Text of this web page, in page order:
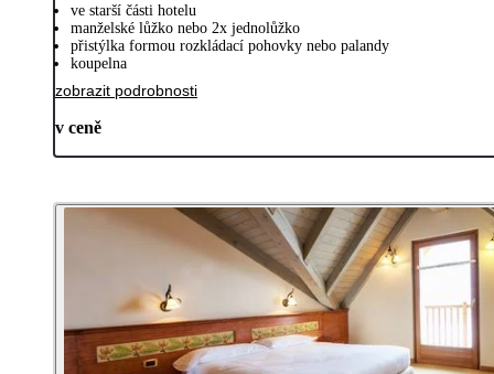
ve starší části hotelu
manželské lůžko nebo 2x jednolůžko
přistýlka formou rozkládací pohovky nebo palandy
koupelna
zobrazit podrobnosti
v ceně